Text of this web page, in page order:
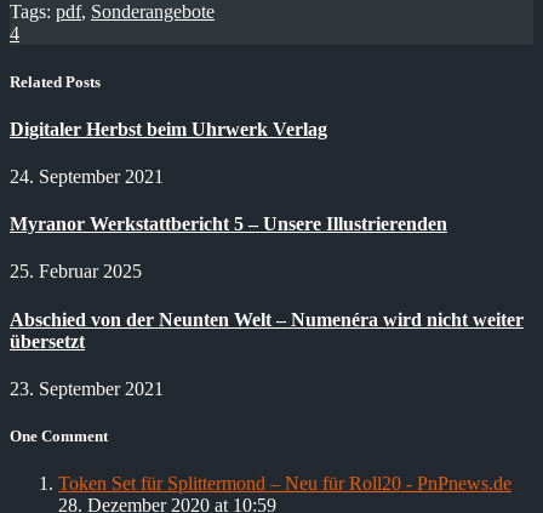
Tags: pdf, Sonderangebote
4
Related Posts
Digitaler Herbst beim Uhrwerk Verlag
24. September 2021
Myranor Werkstattbericht 5 – Unsere Illustrierenden
25. Februar 2025
Abschied von der Neunten Welt – Numenéra wird nicht weiter
übersetzt
23. September 2021
One Comment
Token Set für Splittermond – Neu für Roll20 - PnPnews.de
28. Dezember 2020 at 10:59